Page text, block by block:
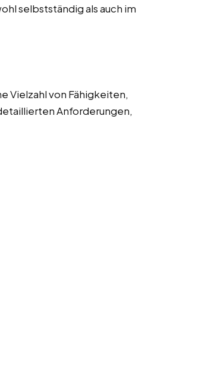
selbstständig als auch im
Vielzahl von Fähigkeiten,
Anforderungen,